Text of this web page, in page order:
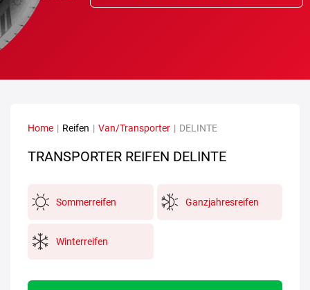
Home | Reifen | Van/Transporter | DELINTE
TRANSPORTER REIFEN DELINTE
Sommerreifen Ganzjahresreifen
Winterreifen